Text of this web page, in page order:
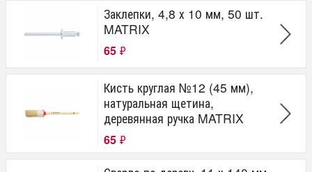
Заклепки, 4,8 х 10 мм, 50 шт.
MATRIX
65 ₽
Кисть круглая №12 (45 мм),
натуральная щетина,
деревянная ручка MATRIX
65 ₽